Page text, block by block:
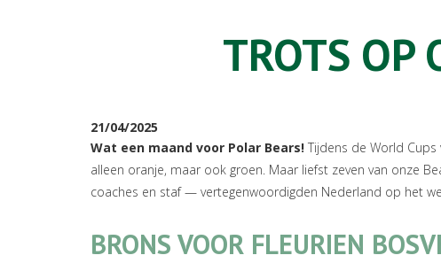
TROTS OP
21/04/2025
Wat een maand voor Polar Bears! Tijdens de World
alleen oranje, maar ook groen. Maar liefst zeven van onze
coaches en staf — vertegenwoordigden Nederland op het
BRONS VOOR FLEURIEN